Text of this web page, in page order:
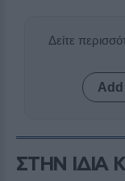
Δείτε
ΣΤΗΝ ΙΔΙΑ